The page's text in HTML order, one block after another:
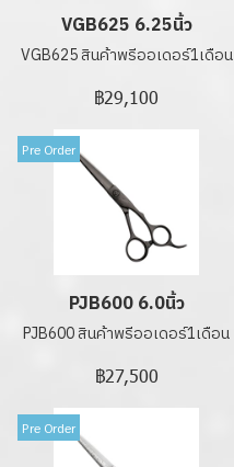
VGB625 6.25นิ้ว
VGB625 สินค้าพรีออเดอร์1เดือน
฿29,100
Pre Order
PJB600 6.0นิ้ว
PJB600 สินค้าพรีออเดอร์1เดือน
฿27,500
Pre Order